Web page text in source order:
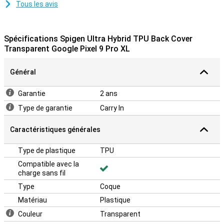
Tous les avis
Spécifications Spigen Ultra Hybrid TPU Back Cover
Transparent Google Pixel 9 Pro XL
Général
Garantie
2 ans
Type de garantie
Carry In
Caractéristiques générales
Type de plastique
TPU
Compatible avec la
charge sans fil
Type
Coque
Matériau
Plastique
Couleur
Transparent